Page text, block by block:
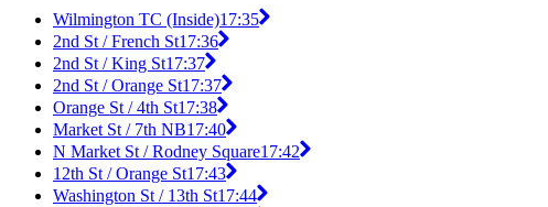
Wilmington TC (Inside)17:35
2nd St / French St17:36
2nd St / King St17:37
2nd St / Orange St17:37
Orange St / 4th St17:38
Market St / 7th NB17:40
N Market St / Rodney Square17:42
12th St / Orange St17:43
Washington St / 13th St17:44